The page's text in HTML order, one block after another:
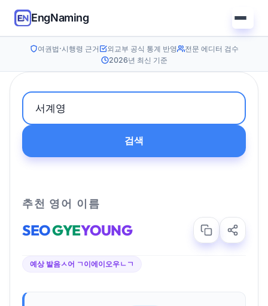
EngNaming
여권법·시행령 근거 외교부 공식 통계 반영
전문 에디터 검수
2026년 최신 기준
검색
추천 영어 이름
SEOGYEYOUNG
예상 발음ㅅ어 ㄱ이에이오우ㄴㄱ